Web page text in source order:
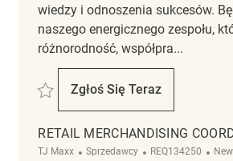
wiedzy i odnoszenia sukcesów.
naszego energicznego zespołu,
różnorodność, współpra...
Zapisać Merchandising Associate
Zgłoś Się Teraz
Merchandising
RETAIL MERCHANDISING
TJ Maxx Kategoria
Sprzedawcy ReqId
REQ134250